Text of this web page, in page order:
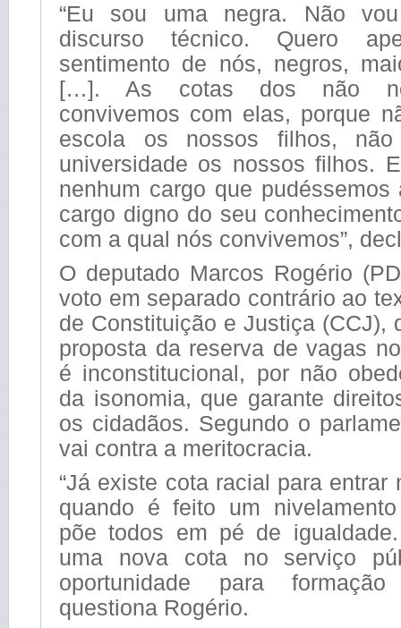
“Eu sou uma negra. Não
discurso técnico. Quero
sentimento de nós, negros,
[…]. As cotas dos não
convivemos com elas, porque
escola os nossos filhos,
universidade os nossos filhos.
nenhum cargo que
cargo digno do seu
com a qual nós convivemos”,
O deputado Marcos Rogério
voto em separado contrário ao
de Constituição e Justiça (CCJ),
proposta da reserva de vagas
é inconstitucional, por não
da isonomia, que garante
os cidadãos. Segundo o
vai contra a meritocracia.
“Já existe cota racial para entrar
quando é feito um
põe todos em pé de
uma nova cota no serviço
oportunidade para formação
questiona Rogério.